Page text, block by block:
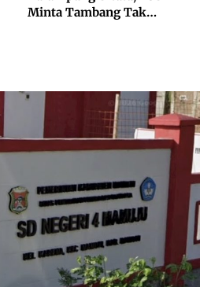
Minta Tambang Tak